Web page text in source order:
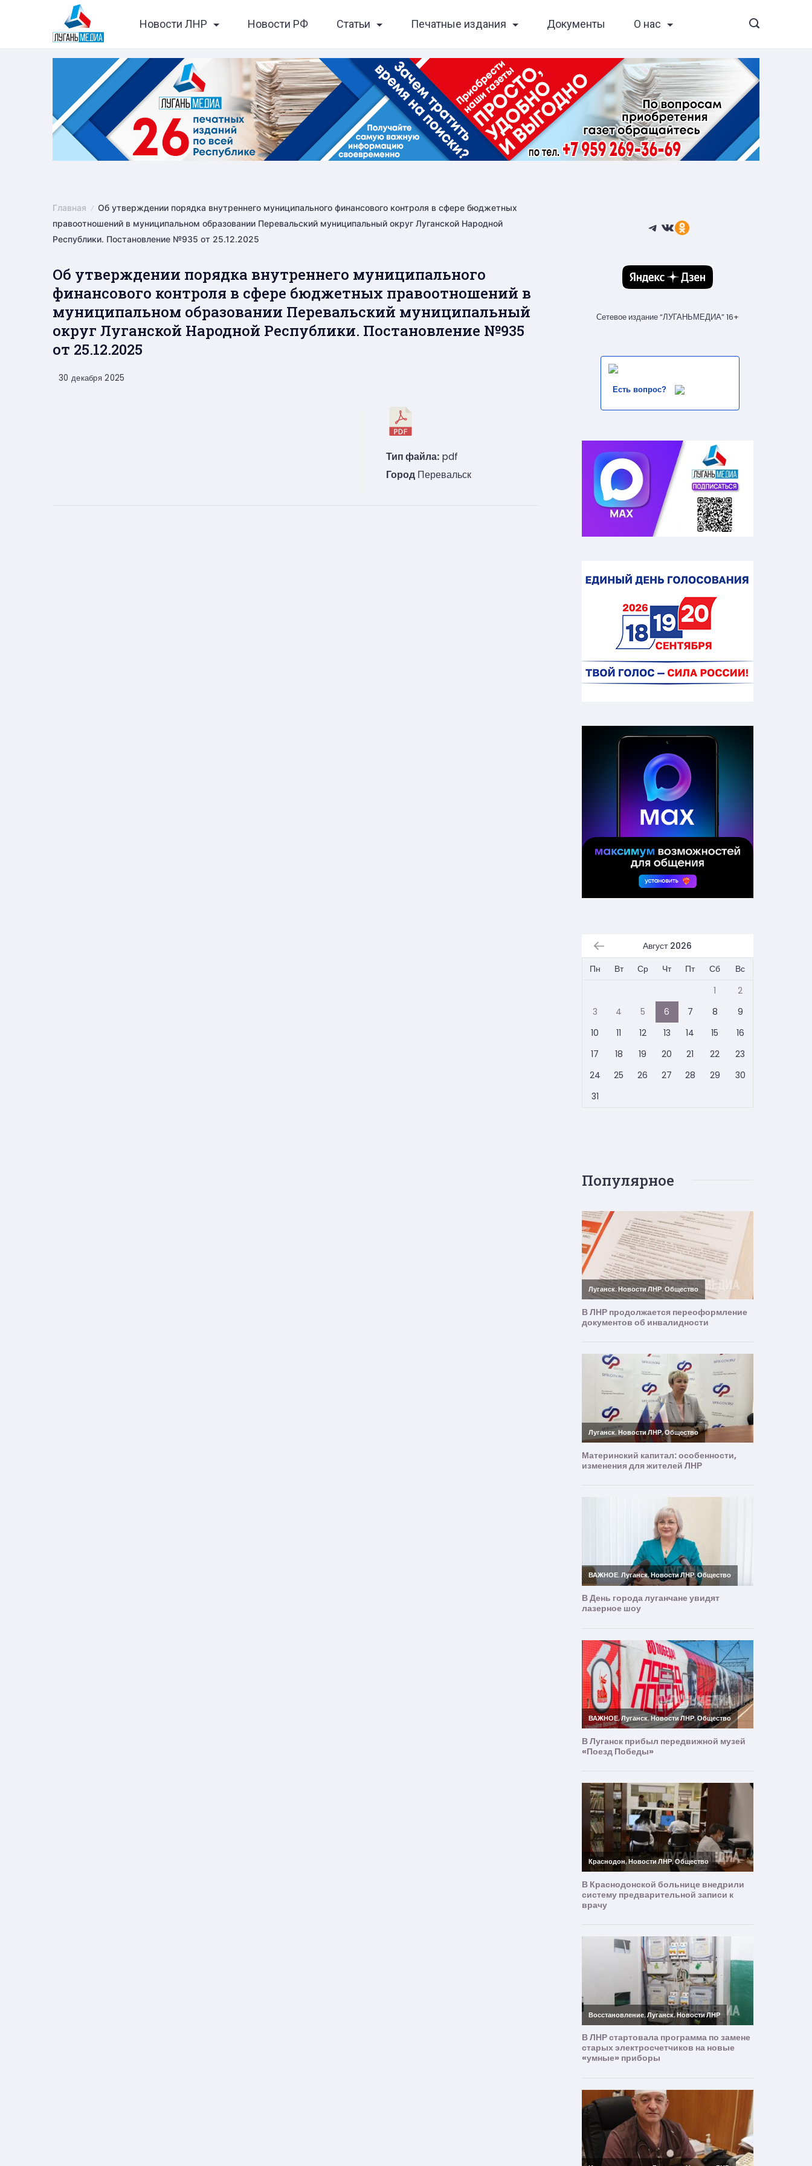
Новости ЛНР Новости РФ Статьи Печатные издания Документы О нас
Главная
Об утверждении порядка внутреннего муниципального финансового контроля в сфере бюджетных
правоотношений в муниципальном образовании Перевальский муниципальный округ Луганской Народной
Республики. Постановление №935 от 25.12.2025
Об утверждении порядка внутреннего муниципального
финансового контроля в сфере бюджетных правоотношений в
муниципальном образовании Перевальский муниципальный
округ Луганской Народной Республики. Постановление №935
от 25.12.2025
30 декабря 2025
Тип файла: pdf
Город Перевальск
Telegram
ВКонтакте
Ссылка
Сетевое издание “ЛУГАНЬМЕДИА” 16+
Есть вопрос?
Август 2026
Пн
Вт Ср Чт Пт Сб
Вс
1
2
3
4 5 6 7 8
9
10
11 12 13 14 15
16
17
18 19 20 21 22
23
24
25 26 27 28 29
30
31
Популярное